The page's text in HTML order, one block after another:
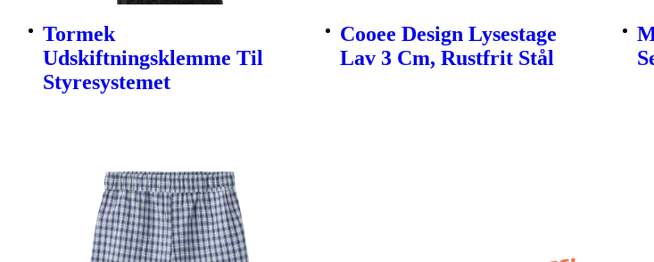
Tormek
Udskiftningsklemme Til
Styresystemet
Cooee Design Lysestage
Lav 3 Cm, Rustfrit Stål